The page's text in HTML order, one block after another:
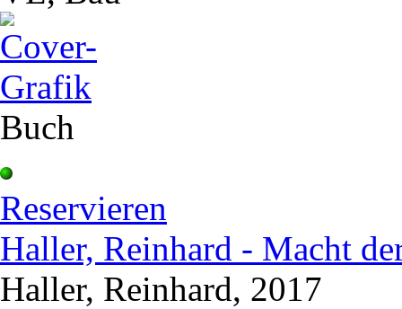
Buch
Reservieren
Haller, Reinhard - Macht
Haller, Reinhard, 2017